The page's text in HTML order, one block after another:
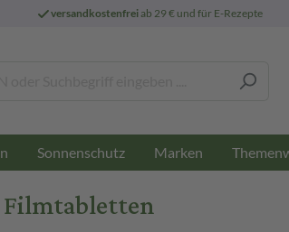
versandkostenfreiab 29 € und für E-Rezepte
Sonnenschutz Marken
Filmtabletten